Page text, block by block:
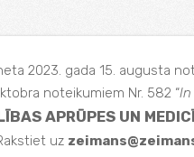
2023. gada 15. augusta
noteikumiem Nr. 582 “In
APRŪPES UN
uz